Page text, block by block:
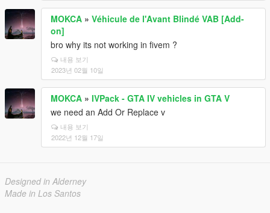
MOKCA » Véhicule de l'Avant Blindé VAB [Add-
on]
bro why its not working in fivem ?
내용 보기
2023년 02월 10일
MOKCA » IVPack - GTA IV vehicles in GTA V
we need an Add Or Replace v
내용 보기
2022년 12월 17일
Designed in Alderney
Made in Los Santos